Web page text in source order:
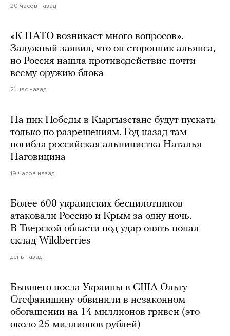
20 часов назад
«К НАТО возникает много вопросов».
Залужный заявил, что он сторонник альянса,
но Россия нашла противодействие почти
всему оружию блока
21 час назад
На пик Победы в Кыргызстане будут пускать
только по разрешениям. Год назад там
погибла российская альпинистка Наталья
Наговицина
19 часов назад
Более 600 украинских беспилотников
атаковали Россию и Крым за одну ночь.
В Тверской области под удар опять попал
склад Wildberries
день назад
Бывшего посла Украины в США Ольгу
Стефанишину обвинили в незаконном
обогащении на 14 миллионов гривен (это
около 25 миллионов рублей)